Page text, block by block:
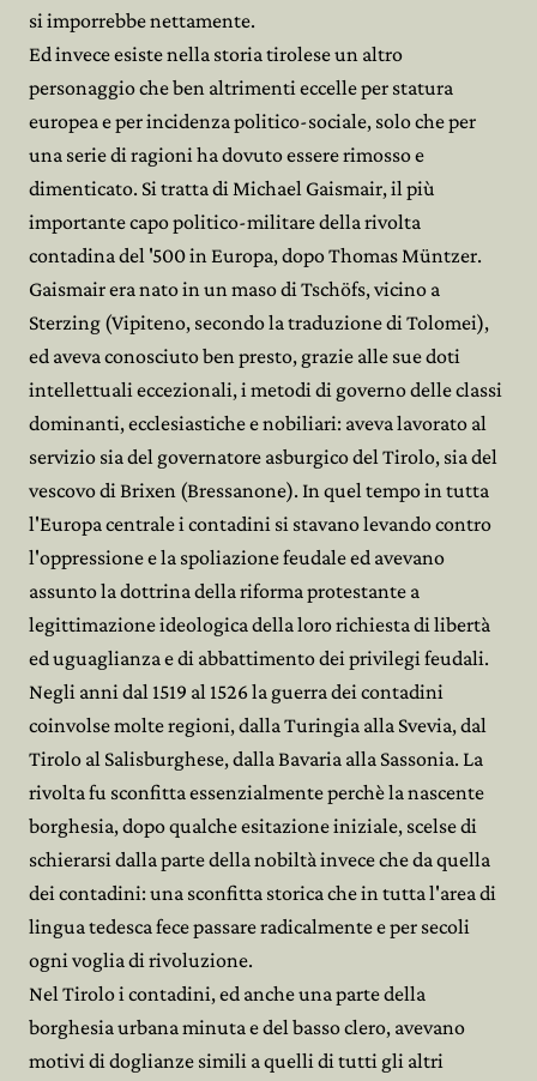
si imporrebbe nettamente.
Ed invece esiste nella storia tirolese un altro
personaggio che ben altrimenti eccelle per statura
europea e per incidenza politico-sociale, solo che per
una serie di ragioni ha dovuto essere rimosso e
dimenticato. Si tratta di Michael Gaismair, il più
importante capo politico-militare della rivolta
contadina del '500 in Europa, dopo Thomas Müntzer.
Gaismair era nato in un maso di Tschöfs, vicino a
Sterzing (Vipiteno, secondo la traduzione di Tolomei),
ed aveva conosciuto ben presto, grazie alle sue doti
intellettuali eccezionali, i metodi di governo delle classi
dominanti, ecclesiastiche e nobiliari: aveva lavorato al
servizio sia del governatore asburgico del Tirolo, sia del
vescovo di Brixen (Bressanone). In quel tempo in tutta
l'Europa centrale i contadini si stavano levando contro
l'oppressione e la spoliazione feudale ed avevano
assunto la dottrina della riforma protestante a
legittimazione ideologica della loro richiesta di libertà
ed uguaglianza e di abbattimento dei privilegi feudali.
Negli anni dal 1519 al 1526 la guerra dei contadini
coinvolse molte regioni, dalla Turingia alla Svevia, dal
Tirolo al Salisburghese, dalla Bavaria alla Sassonia. La
rivolta fu sconfitta essenzialmente perchè la nascente
borghesia, dopo qualche esitazione iniziale, scelse di
schierarsi dalla parte della nobiltà invece che da quella
dei contadini: una sconfitta storica che in tutta l'area di
lingua tedesca fece passare radicalmente e per secoli
ogni voglia di rivoluzione.
Nel Tirolo i contadini, ed anche una parte della
borghesia urbana minuta e del basso clero, avevano
motivi di doglianze simili a quelli di tutti gli altri